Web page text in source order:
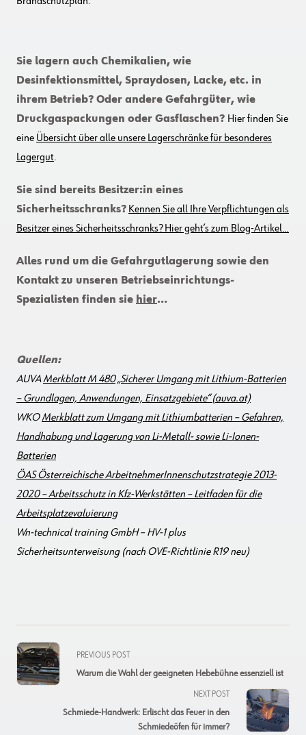
Sie lagern auch Chemikalien, wie
Desinfektionsmittel, Spraydosen, Lacke, etc. in
ihrem Betrieb? Oder andere Gefahrgüter, wie
Druckgaspackungen oder Gasflaschen? Hier finden Sie
eine Übersicht über alle unsere Lagerschränke für besonderes
Lagergut.
Sie sind bereits Besitzer:in eines
Sicherheitsschranks? Kennen Sie all Ihre Verpflichtungen als
Besitzer eines Sicherheitsschranks? Hier geht’s zum Blog-Artikel…
Alles rund um die Gefahrgutlagerung sowie den
Kontakt zu unseren Betriebseinrichtungs-
Spezialisten finden sie hier…
Quellen:
AUVAMerkblatt M 480 „Sicherer Umgang mit Lithium-Batterien
– Grundlagen, Anwendungen, Einsatzgebiete“ (auva.at)
WKOMerkblatt zum Umgang mit Lithiumbatterien – Gefahren,
Handhabung und Lagerung von Li-Metall- sowie Li-Ionen-
Batterien
ÖAS Österreichische ArbeitnehmerInnenschutzstrategie 2013-
2020 – Arbeitsschutz in Kfz-Werkstätten – Leitfaden für die
Arbeitsplatzevaluierung
Wn-technical training GmbH – HV-1 plus
Sicherheitsunterweisung (nach OVE-Richtlinie R19 neu)
<span
class="nav-
subtitle
PREVIOUS POST
Warum die Wahl der geeigneten Hebebühne essenziell ist
NEXT POST
Schmiede-Handwerk: Erlischt das Feuer in den
Schmiedeöfen für immer?